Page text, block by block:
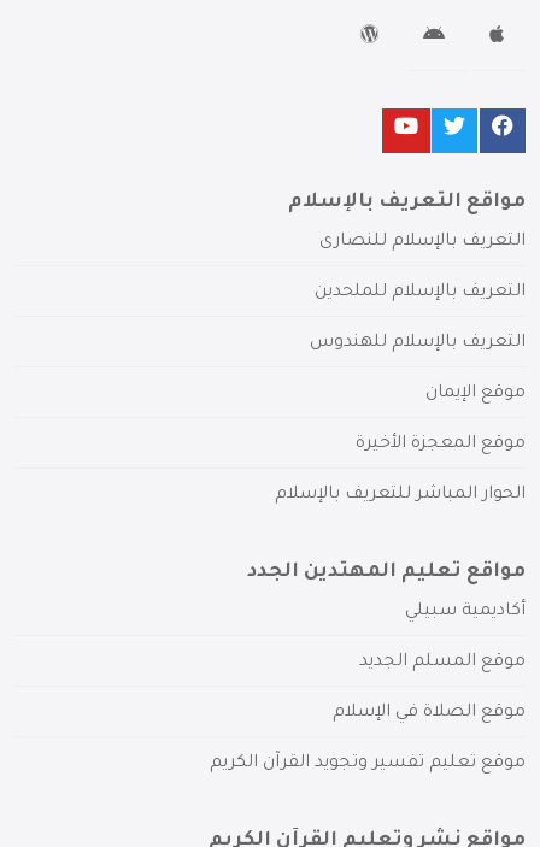
مواقع التعريف بالإسلام
التعريف بالإسلام للنصارى
التعريف بالإسلام للملحدين
التعريف بالإسلام للهندوس
موقع الإيمان
موقع المعجزة الأخيرة
الحوار المباشر للتعريف بالإسلام
مواقع تعليم المهتدين الجدد
أكاديمية سبيلي
موقع المسلم الجديد
موقع الصلاة في الإسلام
موقع تعليم تفسير وتجويد القرآن الكريم
مواقع نشر وتعليم القرآن الكريم